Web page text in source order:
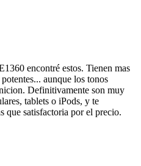
encontré estos. Tienen mas
aunque los tonos
Definitivamente son muy
tablets o iPods, y te
que satisfactoria por el precio.